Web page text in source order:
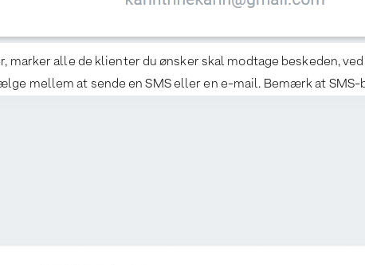
marker alle de klienter du ønsker skal modtage beskeden,
mellem at sende en SMS eller en e-mail. Bemærk at